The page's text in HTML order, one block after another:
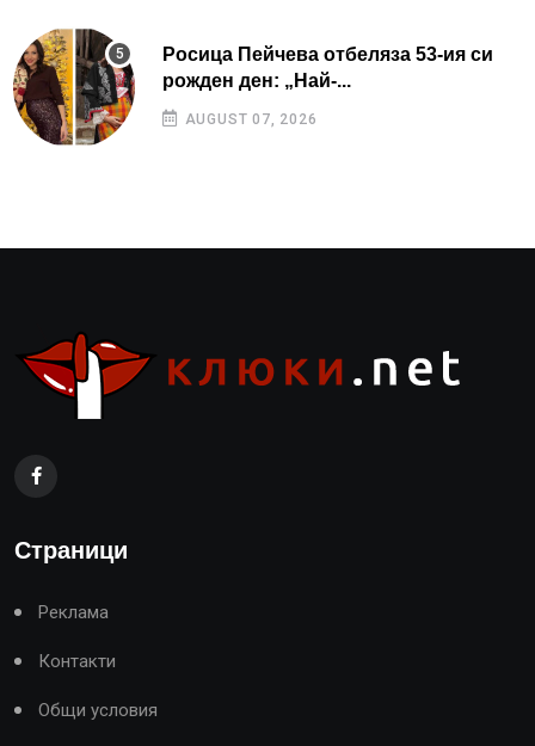
Росица Пейчева отбеляза 53-ия си
рожден ден: „Най-...
AUGUST 07, 2026
Страници
Реклама
Контакти
Общи условия